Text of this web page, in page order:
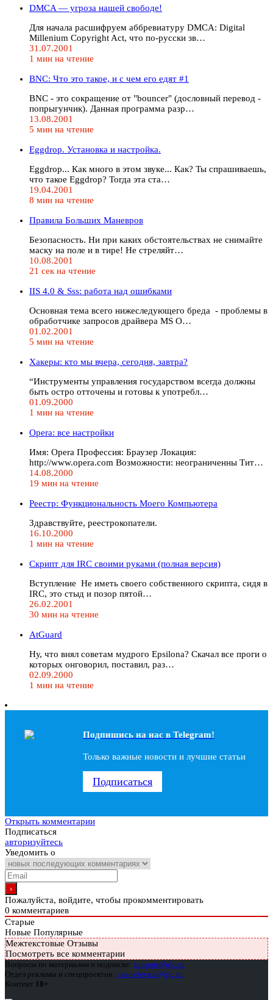
DMCA — угроза нашей свободе!
Для начала расшифруем аббревиатуру DMCA: Digital
Millenium Copyright Act, что по-русски зв…
31.07.2001
1 мин на чтение
BNC: Что это такое, и с чем его едят #1
BNC - это сокращение от "bouncer" (дословный перевод -
попрыгунчик). Данная программа разр…
13.08.2001
5 мин на чтение
Eggdrop. Установка и настройка.
Eggdrop... Как много в этом звуке... Как? Ты спрашиваешь,
что такое Eggdrop? Тогда эта ста…
19.04.2001
8 мин на чтение
Правила Больших Маневров
Безопасность. Ни при каких обстоятельствах не снимайте
маску на поле и в тире! Не стреляйт…
10.08.2001
21 сек на чтение
IIS 4.0 & Sss: работа над ошибками
Основная тема всего нижеследующего бреда - проблемы в
обработчике запросов драйвера MS O…
01.02.2001
5 мин на чтение
Хакеры: кто мы вчера, сегодня, завтра?
“Инструменты управления государством всегда должны
быть остро отточены и готовы к употребл…
01.09.2000
1 мин на чтение
Operа: все настройки
Имя: Opera Профессия: Браузер Локация:
http://www.opera.com Возможности: неограниченны Тит…
14.08.2000
19 мин на чтение
Реестр: Функциональность Моего Компьютера
Здравствуйте, реeстрокопатели.
16.10.2000
1 мин на чтение
Cкрипт для IRC своими руками (полная версия)
Вступление Не иметь своего собственного скрипта, сидя в
IRC, это стыд и позор пятой…
26.02.2001
30 мин на чтение
AtGuard
Ну, что внял советам мудрого Epsilona? Скачал все проги о
которых онговорил, поставил, раз…
02.09.2000
1 мин на чтение
Подпишись на наc в Telegram!
Только важные новости и лучшие статьи
Подписаться
Открыть комментарии
Подписаться
авторизуйтесь
Уведомить о
Пожалуйста, войдите, чтобы прокомментировать
0 комментариев
Старые
Новые Популярные
Межтекстовые Отзывы
Посмотреть все комментарии
Вопросы по материалам и подписке: support@glc.ru
Отдел рекламы и спецпроектов: yakovleva.a@glc.ru
Контент 18+